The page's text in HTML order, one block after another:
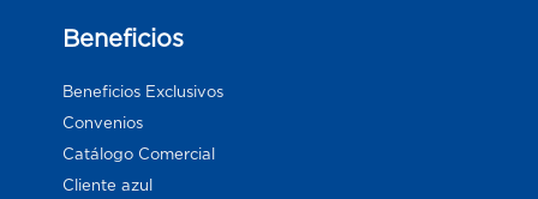
Beneficios
Beneficios Exclusivos
Convenios
Catálogo Comercial
Cliente azul